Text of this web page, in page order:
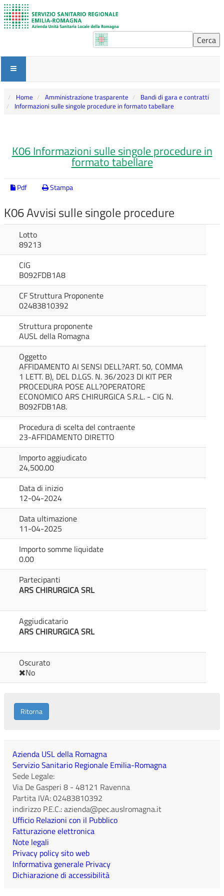
Home Amministrazione trasparente
Bandi di gara e contratti
Informazioni sulle singole procedure in formato tabellare
K06 Informazioni sulle singole procedure in
formato tabellare
Pdf Stampa
K06 Avvisi sulle singole procedure
Lotto
89213
CIG
B092FDB1A8
CF Struttura Proponente
02483810392
Struttura proponente
AUSL della Romagna
Oggetto
AFFIDAMENTO AI SENSI DELL?ART. 50, COMMA
1 LETT. B), DEL D.LGS. N. 36/2023 DI KIT PER
PROCEDURA POSE ALL?OPERATORE
ECONOMICO ARS CHIRURGICA S.R.L. - CIG N.
B092FDB1A8.
Procedura di scelta del contraente
23-AFFIDAMENTO DIRETTO
Importo aggiudicato
24,500.00
Data di inizio
12-04-2024
Data ultimazione
11-04-2025
Importo somme liquidate
0.00
Partecipanti
ARS CHIRURGICA SRL
Aggiudicatario
ARS CHIRURGICA SRL
Oscurato
No
Ritorna
Azienda USL della Romagna
Servizio Sanitario Regionale Emilia-Romagna
Sede Legale:
Via De Gasperi 8 - 48121 Ravenna
Partita IVA:02483810392
indirizzo P.E.C.:azienda@pec.auslromagna.it
Ufficio Relazioni con il Pubblico
Fatturazione elettronica
Note legali
Privacy policy sito web
Informativa generale Privacy
Dichiarazione di accessibilità